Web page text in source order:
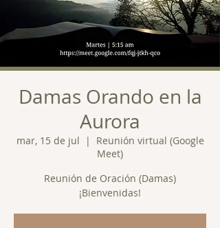
Damas Orando en la
Aurora
mar, 15 de jul
  |
Reunión virtual (Google
Meet)
Reunión de Oración (Damas)
¡Bienvenidas!